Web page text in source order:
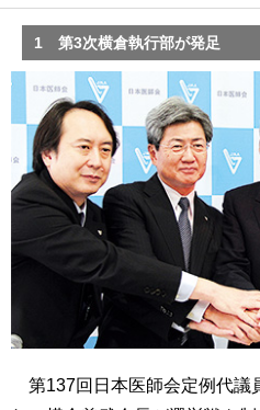
1 第3次横倉執行部が発足
第137回日本医師会定例代議